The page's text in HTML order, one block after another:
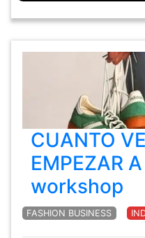
CUANTO
EMPEZAR
workshop
FASHION BUSINESS